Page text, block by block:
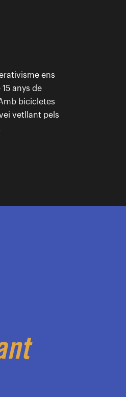
ens
anys de
bicicletes
vetllant pels